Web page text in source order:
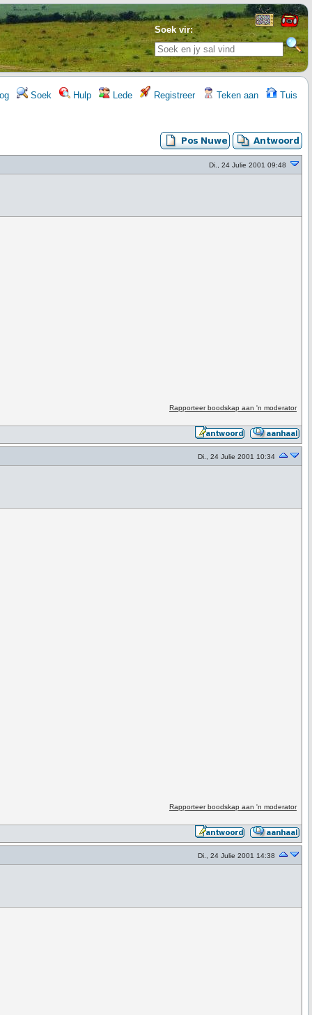
Soek vir:
Soek Hulp Lede Registreer Teken aan Tuis
Di., 24 Julie 2001 09:48
Rapporteer boodskap aan 'n moderator
Di., 24 Julie 2001 10:34
Rapporteer boodskap aan 'n moderator
Di., 24 Julie 2001 14:38